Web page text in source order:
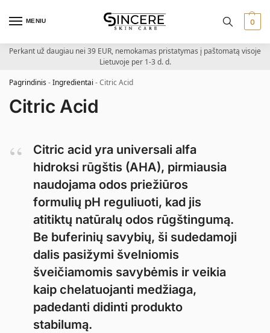
MENIU 0
Perkant už daugiau nei 39 EUR, nemokamas pristatymas į paštomatą visoje
Lietuvoje per 1-3 d. d.
Pagrindinis-Ingredientai -Citric Acid
Citric Acid
Citric acid yra universali alfa
hidroksi rūgštis (AHA), pirmiausia
naudojama odos priežiūros
formulių pH reguliuoti, kad jis
atitiktų natūralų odos rūgštingumą.
Be buferinių savybių, ši sudedamoji
dalis pasižymi švelniomis
šveičiamomis savybėmis ir veikia
kaip chelatuojanti medžiaga,
padedanti didinti produkto
stabilumą.